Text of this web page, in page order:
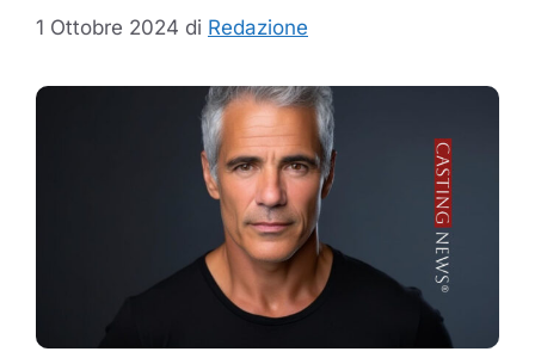
1 Ottobre 2024 di Redazione